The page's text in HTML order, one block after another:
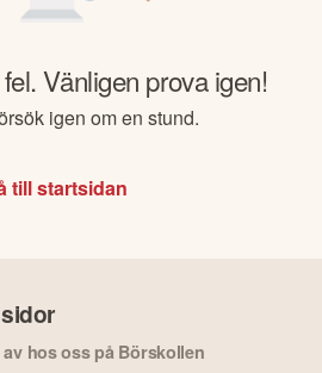
Vänligen prova igen!
igen om en stund.
till startsidan
hos oss på Börskollen